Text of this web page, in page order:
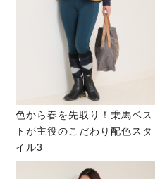
色から春を先取り！乗馬ベス
トが主役のこだわり配色スタ
イル3